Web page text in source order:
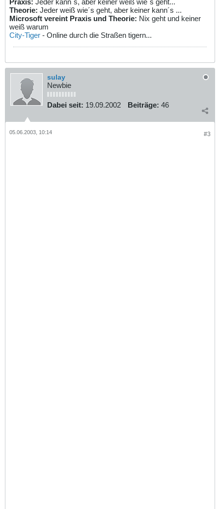
Theorie: Jeder weiß wie´s geht, aber keiner kann´s ...
Microsoft vereint Praxis und Theorie: Nix geht und keiner
weiß warum
City-Tiger - Online durch die Straßen tigern...
sulay
Newbie
Dabei seit: 19.09.2002 Beiträge: 46
#3
05.06.2003, 10:14